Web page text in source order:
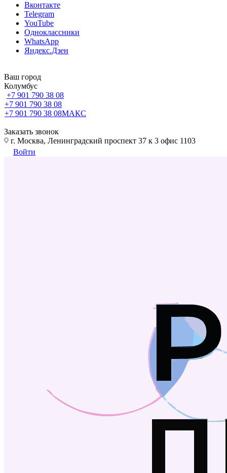
Вконтакте
Telegram
YouTube
Одноклассники
WhatsApp
Яндекс.Дзен
Ваш город
Колумбус
+7 901 790 38 08
+7 901 790 38 08
+7 901 790 38 08МАКС
Заказать звонок
г. Москва, Ленинградский проспект 37 к 3 офис 1103
Войти